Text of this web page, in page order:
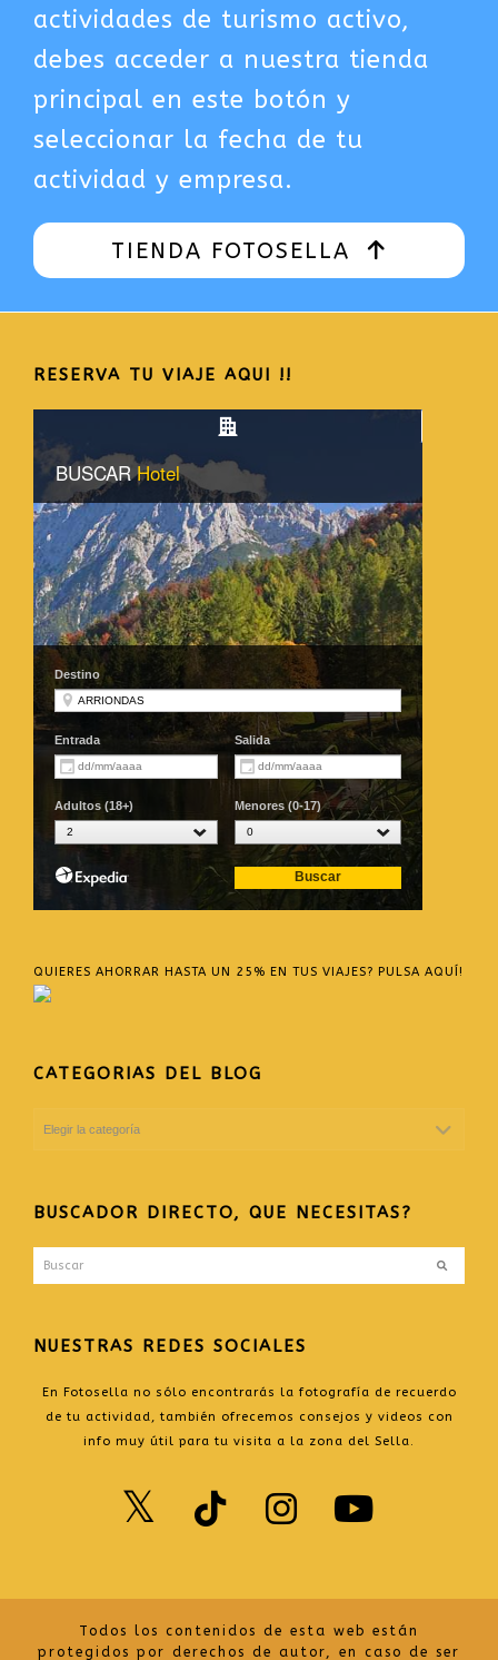
actividades de turismo activo,
debes acceder a nuestra tienda
principal en este botón y
seleccionar la fecha de tu
actividad y empresa.
TIENDA FOTOSELLA
RESERVA TU VIAJE AQUI !!
QUIERES AHORRAR HASTA UN 25% EN TUS VIAJES? PULSA AQUÍ!
CATEGORIAS DEL BLOG
BUSCADOR DIRECTO, QUE NECESITAS?
Buscar
NUESTRAS REDES SOCIALES
En Fotosella no sólo encontrarás la fotografía de recuerdo
de tu actividad, también ofrecemos consejos y videos con
info muy útil para tu visita a la zona del Sella.
Twitter
TikTok
Todos los contenidos de esta web están
protegidos por derechos de autor, en caso de ser